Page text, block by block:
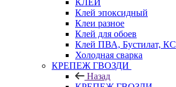
КЛЕИ
Клей эпоксидный
Клеи разное
Клей для обоев
Клей ПВА, Бустилат, КС
Холодная сварка
КРЕПЕЖ ГВОЗДИ
Назад